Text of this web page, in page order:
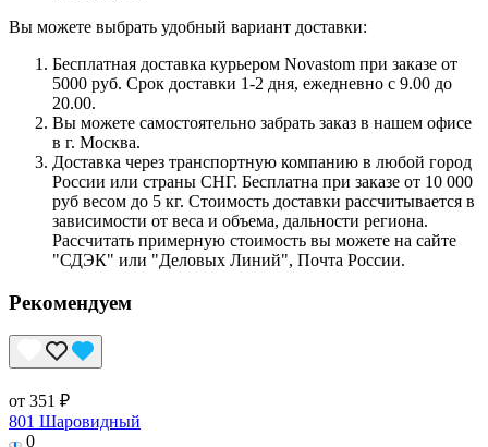
Вы можете выбрать удобный вариант доставки:
Бесплатная доставка курьером Novastom при заказе от
5000 руб. Срок доставки 1-2 дня, ежедневно с 9.00 до
20.00.
Вы можете самостоятельно забрать заказ в нашем офисе
в г. Москва.
Доставка через транспортную компанию в любой город
России или страны СНГ. Бесплатна при заказе от 10 000
руб весом до 5 кг. Стоимость доставки рассчитывается в
зависимости от веса и объема, дальности региона.
Рассчитать примерную стоимость вы можете на сайте
"СДЭК" или "Деловых Линий", Почта России.
Рекомендуем
от 351 ₽
801 Шаровидный
0